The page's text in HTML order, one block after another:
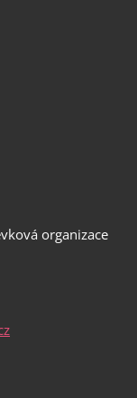
organizace